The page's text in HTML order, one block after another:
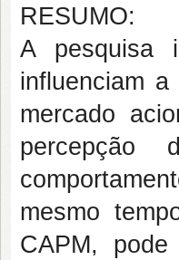
RESUMO:
A pesquisa
influenciam
mercado
percepção
mesmo
CAPM,